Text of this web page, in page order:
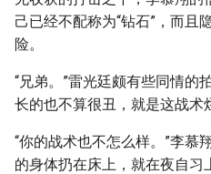
己已经不配称为“钻石”，而且
险。
“兄弟。”雷光廷颇有些同情的
长的也不算很丑，就是这战术
“你的战术也不怎么样。”李慕
的身体扔在床上，就在夜自习